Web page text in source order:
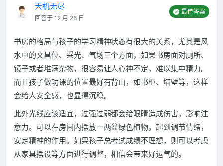
天机无尽
回答于 12 月 26 日
最佳答案
书房的格局与孩子的学习精神状态有很大的关系，尤其是风
水中的文昌位、采光、气场三个方面，如果书房面对厕所、
镜子或者堆满杂物，很容易让人心神不定，难以集中精力。
而且孩子做功课的位置最好有背山，如书柜、墙壁等，这样
会给人安全感，也显得沉稳。
此外光线应该适宜，过强过弱都会给眼睛造成伤害，影响注
意力。可以在房间内摆放一两盆绿色植物，起到调节情绪，
安定精神的作用。如果孩子总考试成绩不理想，则可以考虑
从家具摆设等方面进行调整，相信会带来好运气的。